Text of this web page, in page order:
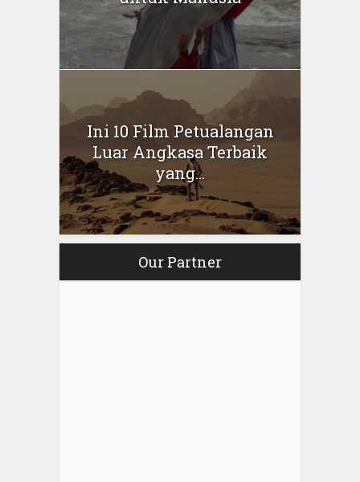
Ini 10 Film Petualangan
Luar Angkasa Terbaik
yang...
Our Partner